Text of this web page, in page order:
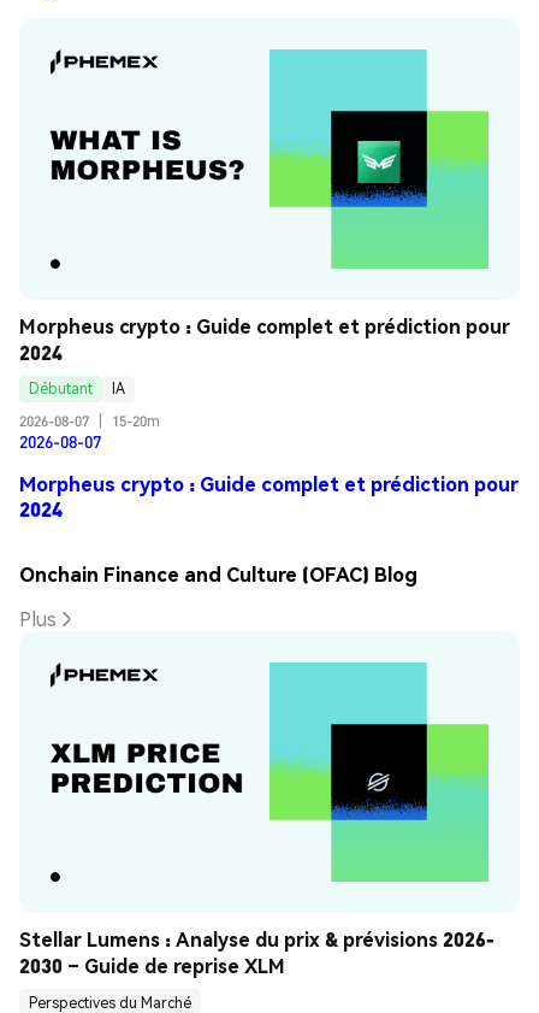
Morpheus crypto : Guide complet et prédiction pour
2024
Débutant
IA
2026-08-07
15-20m
2026-08-07
Morpheus crypto : Guide complet et prédiction pour
2024
Onchain Finance and Culture (OFAC) Blog
Plus
Stellar Lumens : Analyse du prix & prévisions 2026-
2030 – Guide de reprise XLM
Perspectives du Marché